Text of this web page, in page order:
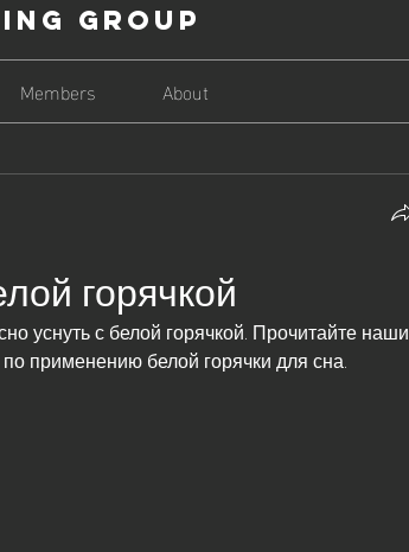
Group
Members
About
горячкой
уснуть с белой горячкой. Прочитайте наши
применению белой горячки для сна.